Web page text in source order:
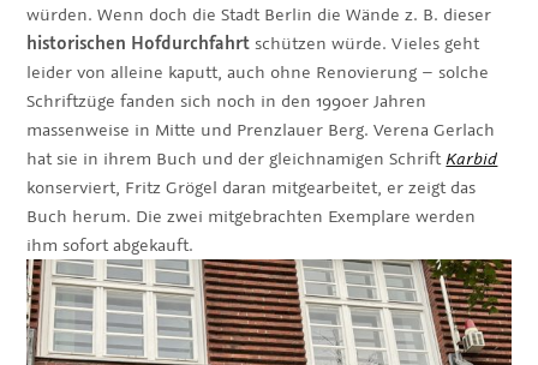
würden. Wenn doch die Stadt Berlin die Wände z. B. dieser
historischen Hofdurchfahrtschützen würde. Vieles geht
leider von alleine kaputt, auch ohne Renovierung – solche
Schriftzüge fanden sich noch in den 1990er Jahren
massenweise in Mitte und Prenzlauer Berg. Verena Gerlach
hat sie in ihrem Buch und der gleichnamigen Schrift Karbid
konserviert, Fritz Grögel daran mitgearbeitet, er zeigt das
Buch herum. Die zwei mitgebrachten Exemplare werden
ihm sofort abgekauft.